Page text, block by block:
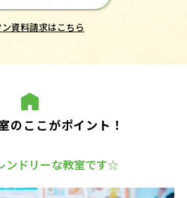
資料請求はこちら
のここがポイント！
ンドリーな教室です☆